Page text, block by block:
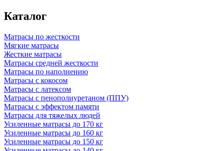
Каталог
Матрасы по жесткости
Мягкие матрасы
Жесткие матрасы
Матрасы средней жесткости
Матрасы по наполнению
Матрасы с кокосом
Матрасы с латексом
Матрасы с пенополиуретаном (ППУ)
Матрасы с эффектом памяти
Матрасы для тяжелых людей
Усиленные матрасы до 170 кг
Усиленные матрасы до 160 кг
Усиленные матрасы до 150 кг